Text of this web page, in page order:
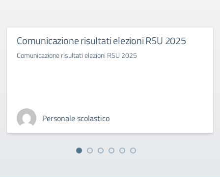
Comunicazione risultati elezioni RSU 2025
Comunicazione risultati elezioni RSU 2025
Personale scolastico